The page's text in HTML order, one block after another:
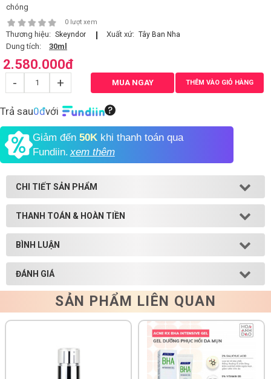
Shop All Brand A-
chóng
0 lượt xem
Thương hiệu: Skeyndor Xuất xứ: Tây Ban Nha
Dung tích: 30ml
2.580.000đ
- + MUA NGAY THÊM VÀO GIỎ HÀNG
Trả sau0đvới
Giảm đến 50K khi thanh toán qua
Fundiin. xem thêm
CHI TIẾT SẢN PHẨM
THANH TOÁN & HOÀN TIỀN
BÌNH LUẬN
ĐÁNH GIÁ
SẢN PHẨM LIÊN QUAN